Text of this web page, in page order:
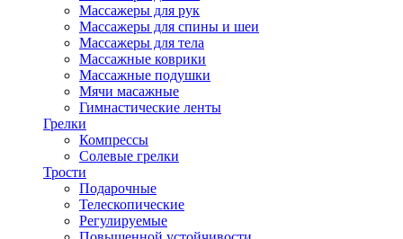
Массажеры для рук
Массажеры для спины и шеи
Массажеры для тела
Массажные коврики
Массажные подушки
Мячи масажные
Гимнастические ленты
Грелки
Компрессы
Солевые грелки
Трости
Подарочные
Телескопические
Регулируемые